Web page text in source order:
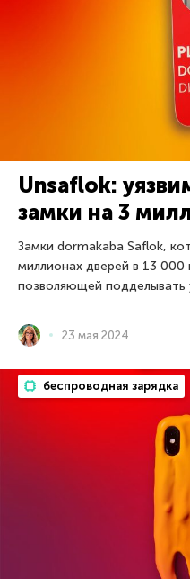
Unsaflok:
замки на 3
Замки dormakaba Saflok,
миллионах дверей в 13 000
позволяющей подделывать
23 мая 2024
беспроводная зарядка